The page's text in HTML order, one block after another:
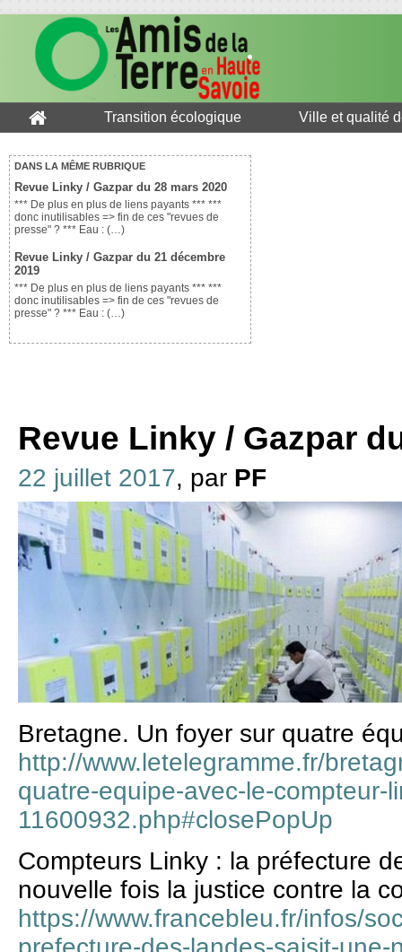
Transition écologique Ville et qualité
DANS LA MÊME RUBRIQUE
Revue Linky / Gazpar du 28 mars 2020
*** De plus en plus de liens payants *** ***
donc inutilisables => fin de ces "revues de
presse" ? *** Eau : (…)
Revue Linky / Gazpar du 21 décembre
2019
*** De plus en plus de liens payants *** ***
donc inutilisables => fin de ces "revues de
presse" ? *** Eau : (…)
Revue Linky / Gazpar
22 juillet 2017, par PF
Bretagne. Un foyer sur quatre
http://www.letelegramme.fr/
quatre-equipe-avec-le-compteur-
11600932.php#closePopUp
Compteurs Linky : la préfecture
nouvelle fois la justice contre la
https://www.francebleu.fr/infos/